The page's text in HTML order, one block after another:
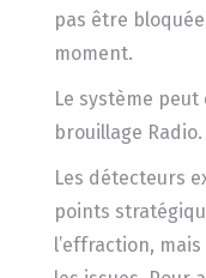
pas être
moment.
Le système
brouillage Radio.
Les détecteurs
points
l’effraction,